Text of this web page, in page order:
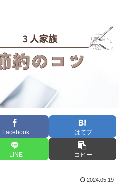
Facebook はてブ
LINE コピー
2024.05.19